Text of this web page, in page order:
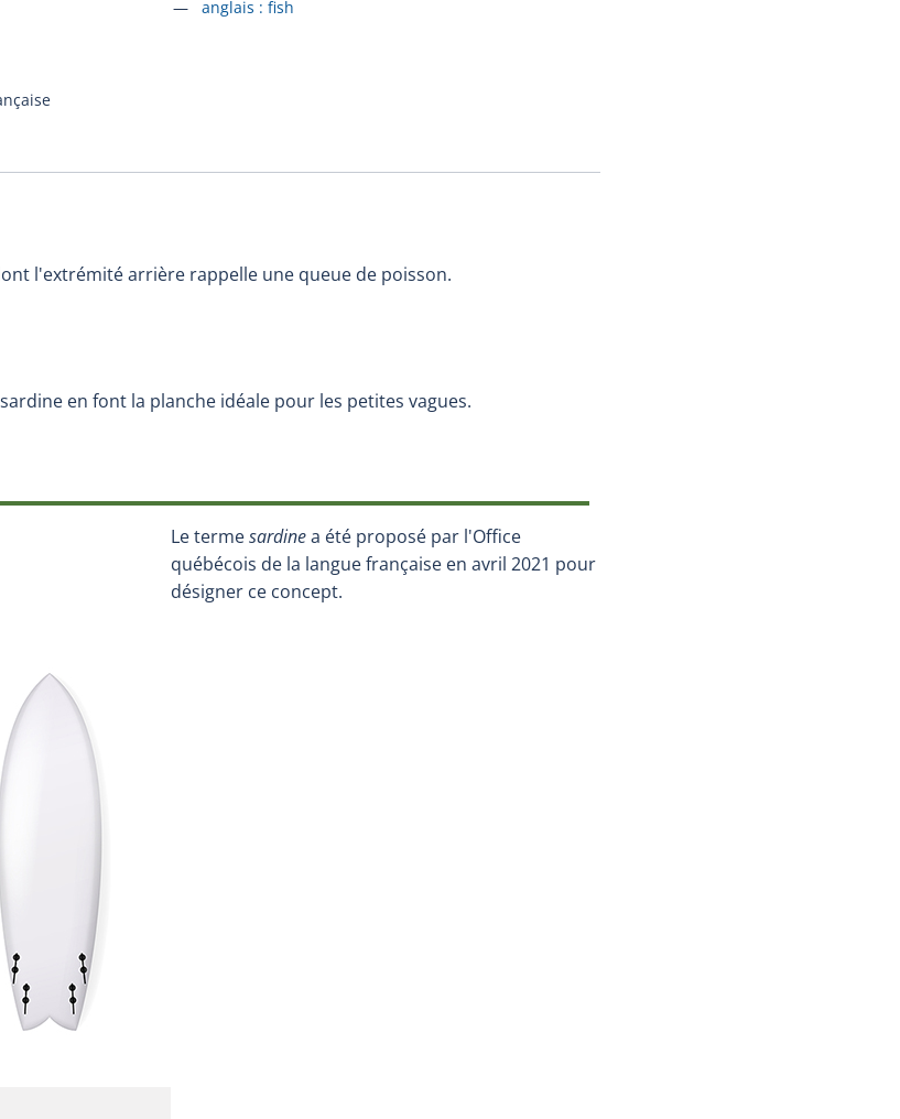
Accéder à la fiche en
anglais : fish
l'extrémité arrière rappelle une queue de poisson.
en font la planche idéale pour les petites vagues.
Le termesardinea été proposé par l'Office
québécois de la langue française en avril 2021 pour
désigner ce concept.